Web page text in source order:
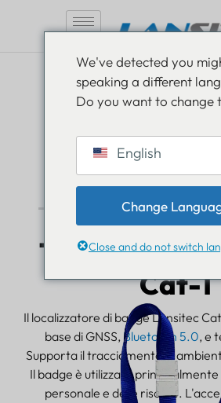
Tracker badge pazienti
Tracciatore
Cat-1
Il localizzatore di badge Lansitec
base di GNSS,Bluetooth 5.0, e
Supporta il tracciamento in
Il badge è utilizzato
personale e delle risorse.
We've detected you
speaking a different
Do you want to change
English
Change
Close and do not switch